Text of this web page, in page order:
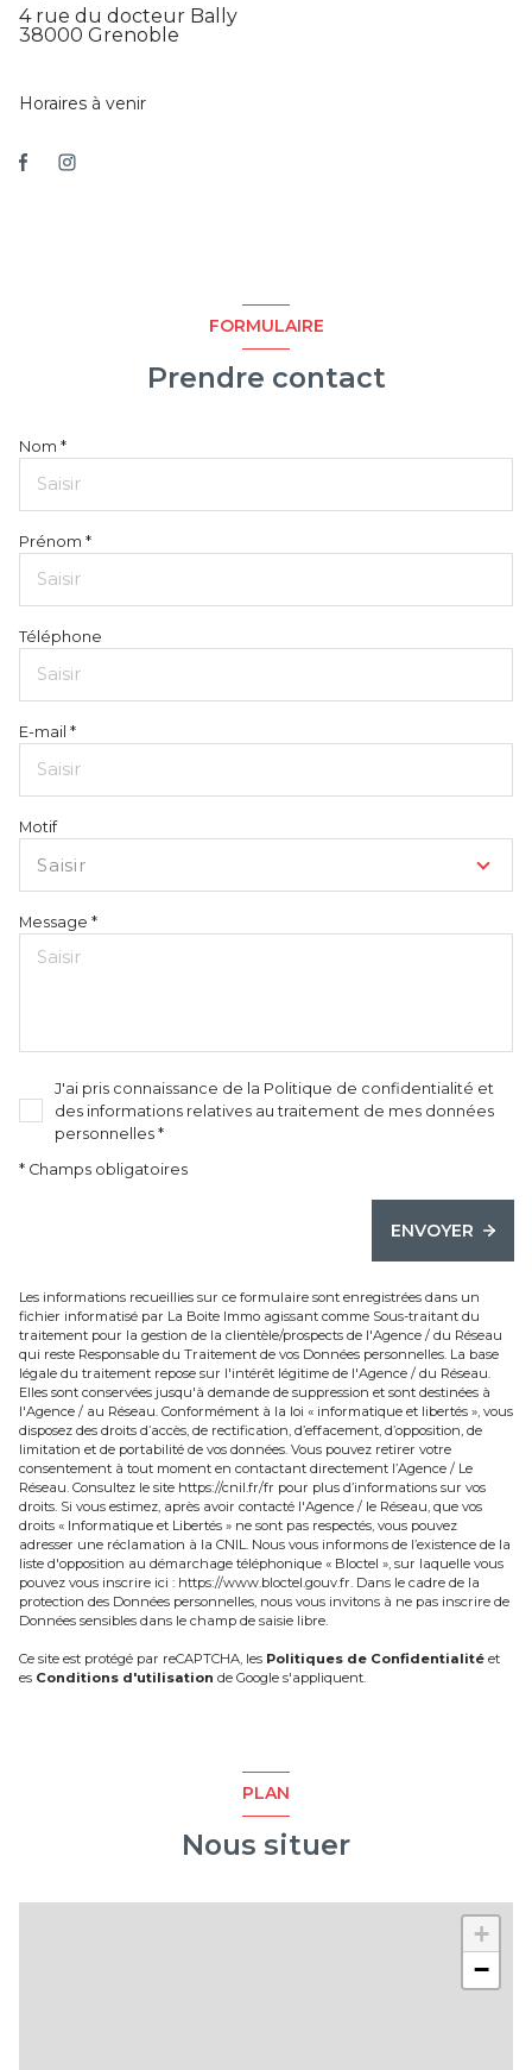
4 rue du docteur Bally
38000 Grenoble
Horaires à venir
FORMULAIRE
Prendre contact
Nom *
Prénom *
Téléphone
E-mail *
Motif
Saisir
Message *
J'ai pris connaissance de la Politique de confidentialité et
des informations relatives au traitement de mes données
personnelles *
* Champs obligatoires
ENVOYER
Les informations recueillies sur ce formulaire sont enregistrées dans un
fichier informatisé par La Boite Immo agissant comme Sous-traitant du
traitement pour la gestion de la clientèle/prospects de l'Agence / du Réseau
qui reste Responsable du Traitement de vos Données personnelles. La base
légale du traitement repose sur l'intérêt légitime de l'Agence / du Réseau.
Elles sont conservées jusqu'à demande de suppression et sont destinées à
l'Agence / au Réseau. Conformément à la loi « informatique et libertés », vous
disposez des droits d’accès, de rectification, d’effacement, d’opposition, de
limitation et de portabilité de vos données. Vous pouvez retirer votre
consentement à tout moment en contactant directement l’Agence / Le
Réseau. Consultez le site https://cnil.fr/fr pour plus d’informations sur vos
droits. Si vous estimez, après avoir contacté l'Agence / le Réseau, que vos
droits « Informatique et Libertés » ne sont pas respectés, vous pouvez
adresser une réclamation à la CNIL. Nous vous informons de l’existence de la
liste d'opposition au démarchage téléphonique « Bloctel », sur laquelle vous
pouvez vous inscrire ici : https://www.bloctel.gouv.fr. Dans le cadre de la
protection des Données personnelles, nous vous invitons à ne pas inscrire de
Données sensibles dans le champ de saisie libre.
Ce site est protégé par reCAPTCHA, les Politiques de Confidentialité et
es Conditions d'utilisation de Google s'appliquent.
PLAN
Nous situer
+
−